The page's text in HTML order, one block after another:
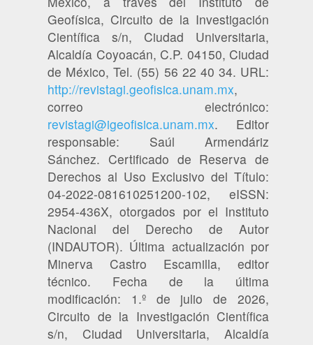
Geofísica, Circuito de la Investigación
Científica s/n, Ciudad Universitaria,
Alcaldía Coyoacán, C.P. 04150, Ciudad
de México, Tel. (55) 56 22 40 34. URL:
http://revistagi.geofisica.unam.mx,
correo electrónico:
revistagi@igeofisica.unam.mx. Editor
responsable: Saúl Armendáriz
Sánchez. Certificado de Reserva de
Derechos al Uso Exclusivo del Título:
04-2022-081610251200-102, eISSN:
2954-436X, otorgados por el Instituto
Nacional del Derecho de Autor
(INDAUTOR). Última actualización por
Minerva Castro Escamilla, editor
técnico. Fecha de la última
modificación: 1.º de julio de 2026,
Circuito de la Investigación Científica
s/n, Ciudad Universitaria, Alcaldía